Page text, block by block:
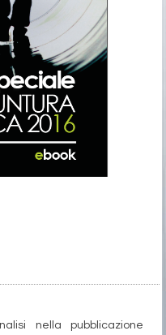
nella pubblicazione